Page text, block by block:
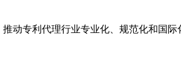
动专利代理行业专业化、规范化和国